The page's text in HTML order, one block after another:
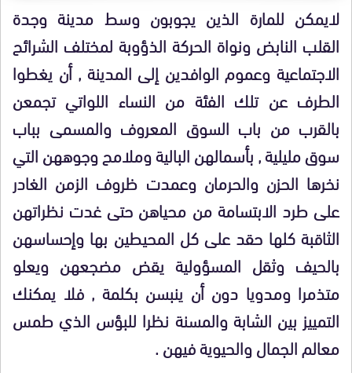
لايمكن للمارة الذين يجوبون وسط مدينة وجدة
القلب النابض ونواة الحركة الذؤوبة لمختلف الشرائح
الاجتماعية وعموم الوافدين إلى المدينة , أن يغطوا
الطرف عن تلك الفئة من النساء اللواتي تجمعن
بالقرب من باب السوق المعروف والمسمى بباب
سوق مليلية , بأسمالهن البالية وملامح وجوههن التي
نخرها الحزن والحرمان وعمدت ظروف الزمن الغادر
على طرد الابتسامة من محياهن حتى غدت نظراتهن
الثاقبة كلها حقد على كل المحيطين بها وإحساسهن
بالحيف وثقل المسؤولية يقض مضجعهن ويعلو
متذمرا ومدويا دون أن ينبسن بكلمة , فلا يمكنك
التمييز بين الشابة والمسنة نظرا للبؤس الذي طمس
معالم الجمال والحيوية فيهن .